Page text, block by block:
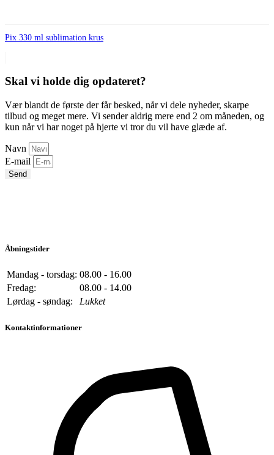
Pix 330 ml sublimation krus
Skal vi holde dig opdateret?
Vær blandt de første der får besked, når vi dele nyheder, skarpe
tilbud og meget mere. Vi sender aldrig mere end 2 om måneden, og
kun når vi har noget på hjerte vi tror du vil have glæde af.
Navn
E-mail
Send
Åbningstider
Mandag - torsdag: 08.00 - 16.00
Fredag:
08.00 - 14.00
Lørdag - søndag:
Lukket
Kontaktinformationer